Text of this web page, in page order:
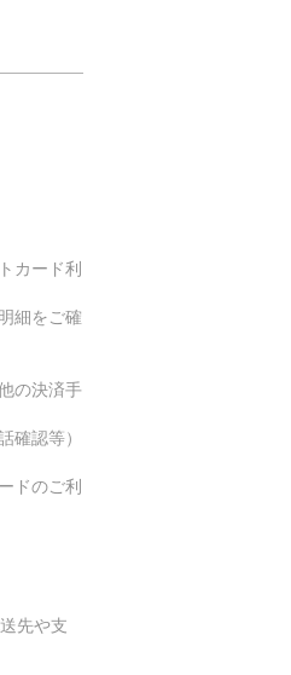
カード利
細をご確
の決済手
確認等）
ドのご利
先や支